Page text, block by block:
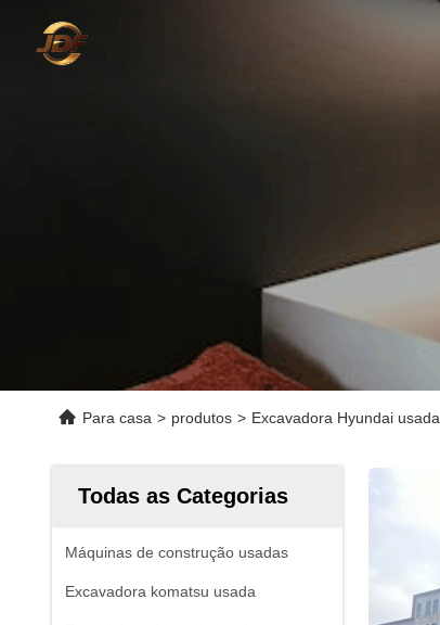
Para casa > produtos > Excavadora Hyundai usada
Todas as Categorias
Máquinas de construção usadas
Excavadora komatsu usada